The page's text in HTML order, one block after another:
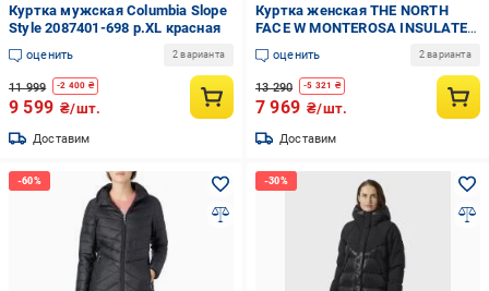
Куртка мужская Columbia Slope
Style 2087401-698 р.XL красная
оценить 2 варианта
11 999 -2 400 ₴
9 599 ₴/шт.
Доставим
Куртка женская THE NORTH
FACE W MONTEROSA INSULATED
JACKET NF0A89G9-JK31 р.L
черная
оценить 2 варианта
13 290 -5 321 ₴
7 969 ₴/шт.
Доставим